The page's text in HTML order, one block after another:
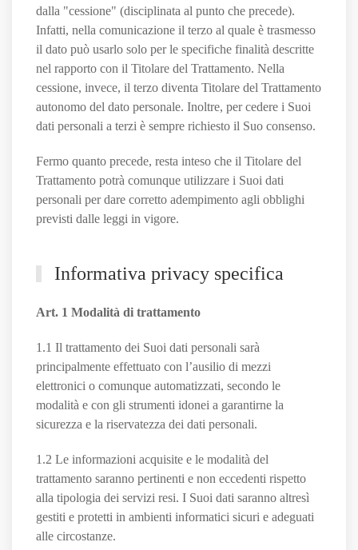
dalla "cessione" (disciplinata al punto che precede).
Infatti, nella comunicazione il terzo al quale è trasmesso
il dato può usarlo solo per le specifiche finalità descritte
nel rapporto con il Titolare del Trattamento. Nella
cessione, invece, il terzo diventa Titolare del Trattamento
autonomo del dato personale. Inoltre, per cedere i Suoi
dati personali a terzi è sempre richiesto il Suo consenso.
Fermo quanto precede, resta inteso che il Titolare del
Trattamento potrà comunque utilizzare i Suoi dati
personali per dare corretto adempimento agli obblighi
previsti dalle leggi in vigore.
Informativa privacy specifica
Art. 1 Modalità di trattamento
1.1 Il trattamento dei Suoi dati personali sarà
principalmente effettuato con l’ausilio di mezzi
elettronici o comunque automatizzati, secondo le
modalità e con gli strumenti idonei a garantirne la
sicurezza e la riservatezza dei dati personali.
1.2 Le informazioni acquisite e le modalità del
trattamento saranno pertinenti e non eccedenti rispetto
alla tipologia dei servizi resi. I Suoi dati saranno altresì
gestiti e protetti in ambienti informatici sicuri e adeguati
alle circostanze.